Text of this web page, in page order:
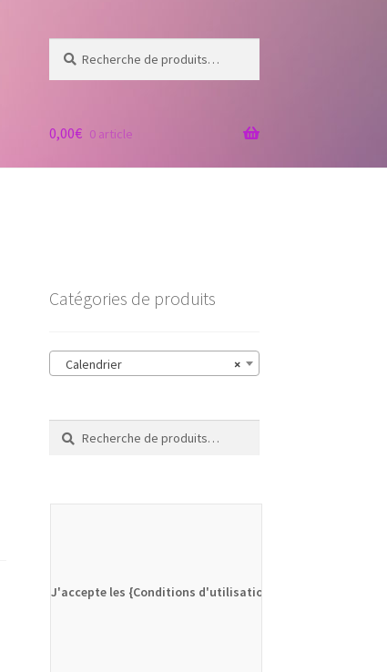
pour :
0,00€ 0 article
Catégories de produits
×
Calendrier
Recherche
pour :
Recherche
J'accepte les {Conditions d'utilisation}